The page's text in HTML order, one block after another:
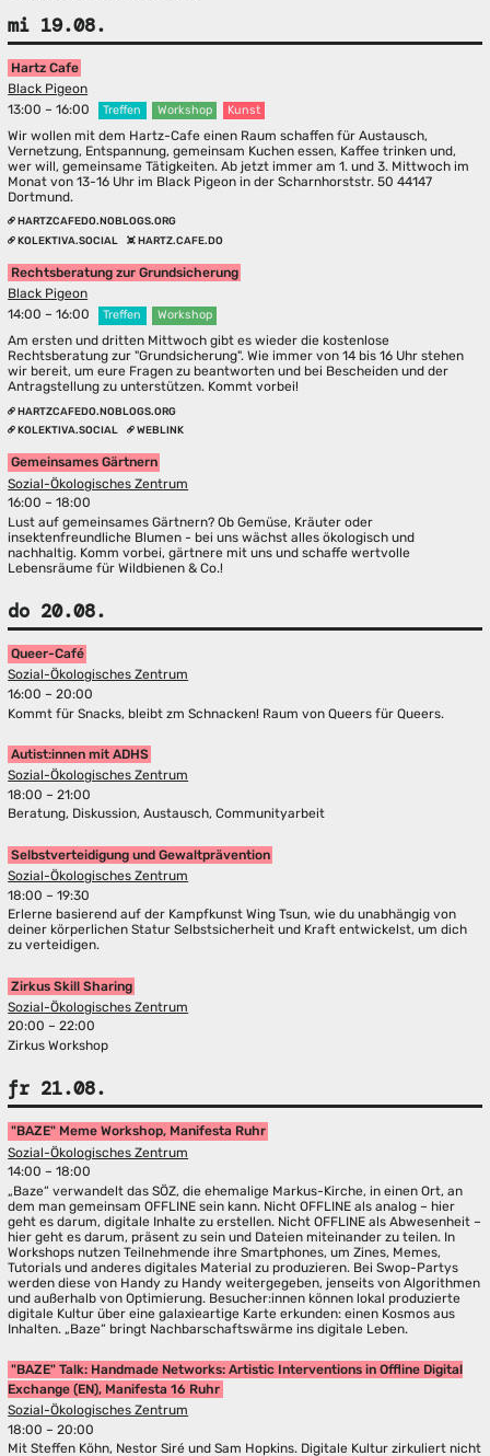
mi 19.08.
Hartz Cafe
Black Pigeon
13:00 – 16:00
Treffen Workshop Kunst
Wir wollen mit dem Hartz-Cafe einen Raum schaffen für Austausch,
Vernetzung, Entspannung, gemeinsam Kuchen essen, Kaffee trinken und,
wer will, gemeinsame Tätigkeiten. Ab jetzt immer am 1. und 3. Mittwoch im
Monat von 13-16 Uhr im Black Pigeon in der Scharnhorststr. 50 44147
Dortmund.
HARTZCAFEDO.NOBLOGS.ORG
KOLEKTIVA.SOCIAL
HARTZ.CAFE.DO
Rechtsberatung zur Grundsicherung
Black Pigeon
14:00 – 16:00
Treffen Workshop
Am ersten und dritten Mittwoch gibt es wieder die kostenlose
Rechtsberatung zur "Grundsicherung". Wie immer von 14 bis 16 Uhr stehen
wir bereit, um eure Fragen zu beantworten und bei Bescheiden und der
Antragstellung zu unterstützen. Kommt vorbei!
HARTZCAFEDO.NOBLOGS.ORG
KOLEKTIVA.SOCIAL
WEBLINK
Gemeinsames Gärtnern
Sozial-Ökologisches Zentrum
16:00 – 18:00
Lust auf gemeinsames Gärtnern? Ob Gemüse, Kräuter oder
insektenfreundliche Blumen - bei uns wächst alles ökologisch und
nachhaltig. Komm vorbei, gärtnere mit uns und schaffe wertvolle
Lebensräume für Wildbienen & Co.!
do 20.08.
Queer-Café
Sozial-Ökologisches Zentrum
16:00 – 20:00
Kommt für Snacks, bleibt zm Schnacken! Raum von Queers für Queers.
Autist:innen mit ADHS
Sozial-Ökologisches Zentrum
18:00 – 21:00
Beratung, Diskussion, Austausch, Communityarbeit
Selbstverteidigung und Gewaltprävention
Sozial-Ökologisches Zentrum
18:00 – 19:30
Erlerne basierend auf der Kampfkunst Wing Tsun, wie du unabhängig von
deiner körperlichen Statur Selbstsicherheit und Kraft entwickelst, um dich
zu verteidigen.
Zirkus Skill Sharing
Sozial-Ökologisches Zentrum
20:00 – 22:00
Zirkus Workshop
fr 21.08.
"BAZE" Meme Workshop, Manifesta Ruhr
Sozial-Ökologisches Zentrum
14:00 – 18:00
„Baze“ verwandelt das SÖZ, die ehemalige Markus-Kirche, in einen Ort, an
dem man gemeinsam OFFLINE sein kann. Nicht OFFLINE als analog – hier
geht es darum, digitale Inhalte zu erstellen. Nicht OFFLINE als Abwesenheit –
hier geht es darum, präsent zu sein und Dateien miteinander zu teilen. In
Workshops nutzen Teilnehmende ihre Smartphones, um Zines, Memes,
Tutorials und anderes digitales Material zu produzieren. Bei Swop-Partys
werden diese von Handy zu Handy weitergegeben, jenseits von Algorithmen
und außerhalb von Optimierung. Besucher:innen können lokal produzierte
digitale Kultur über eine galaxieartige Karte erkunden: einen Kosmos aus
Inhalten. „Baze“ bringt Nachbarschaftswärme ins digitale Leben.
"BAZE" Talk: Handmade Networks: Artistic Interventions in Offline Digital
Exchange (EN), Manifesta 16 Ruhr
Sozial-Ökologisches Zentrum
18:00 – 20:00
Mit Steffen Köhn, Nestor Siré und Sam Hopkins. Digitale Kultur zirkuliert nicht